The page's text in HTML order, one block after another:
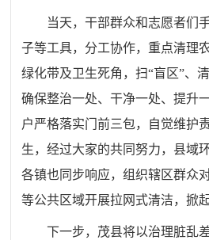
当天，干部群众和志愿者们
子等工具，分工协作，重点清理
绿化带及卫生死角，扫“盲区”、清
确保整治一处、干净一处、提升
户严格落实门前三包，自觉维护
生，经过大家的共同努力，县域
各镇也同步响应，组织辖区群众
等公共区域开展拉网式清洁，掀
下一步，茂县将以治理脏乱